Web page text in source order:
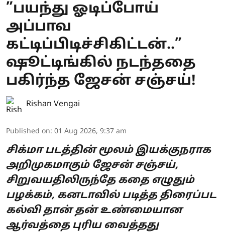
”பயந்து ஓடிப்போய்
அப்பாவ
கட்டிப்பிடிச்சிகிட்டன்..”
ஷூட்டிங்கில் நடந்ததை
பகிர்ந்த ஜேசன் சஞ்சய்!
Rishan Vengai
Published on: 01 Aug 2026, 9:37 am
சிக்மா படத்தின் மூலம் இயக்குநராக
அறிமுகமாகும் ஜேசன் சஞ்சய்,
சிறுவயதிலிருந்தே கதை எழுதும்
பழக்கம், கனடாவில் படித்த திரைப்பட
கல்வி தான் தன் உண்மையான
ஆர்வத்தை புரிய வைத்தது